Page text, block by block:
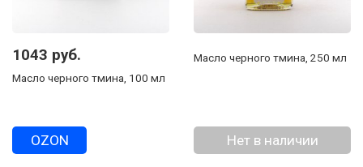
1043 руб.
Масло черного тмина, 100 мл
OZON
Масло черного тмина, 250 мл
Нет в наличии